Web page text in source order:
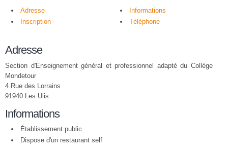
Adresse
Informations
Inscription
Téléphone
Adresse
Section d'Enseignement général et professionnel adapté du Collège
Mondetour
4 Rue des Lorrains
91940 Les Ulis
Informations
Établissement public
Dispose d'un restaurant self